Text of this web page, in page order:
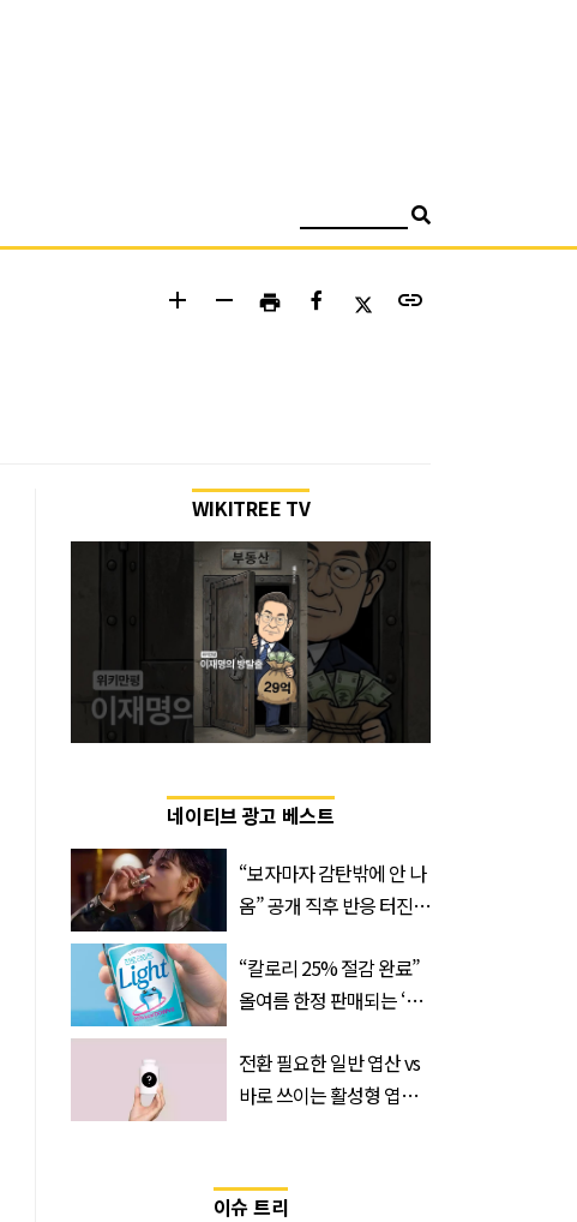
add remove print link
WIKITREE TV
네이티브 광고 베스트
“보자마자 감탄밖에 안 나
옴” 공개 직후 반응 터진
“칼로리 25% 절감 완료”
올여름 한정 판매되는 ‘최
전환 필요한 일반 엽산 vs
바로 쓰이는 활성형 엽
이슈 트리